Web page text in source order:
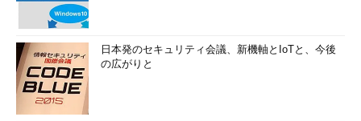
日本発のセキュリティ会議、新機軸とIoTと、今後
の広がりと